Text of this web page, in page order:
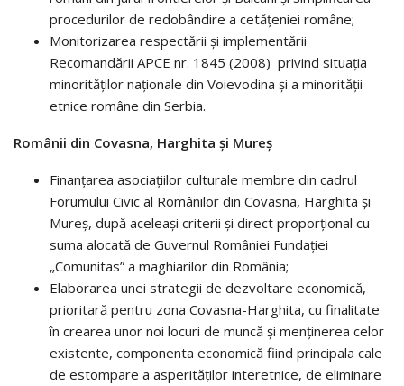
procedurilor de redobândire a cetăţeniei române;
Monitorizarea respectării și implementării
Recomandării APCE nr. 1845 (2008) privind situaţia
minorităţilor naţionale din Voievodina şi a minorităţii
etnice române din Serbia.
Românii din Covasna, Harghita și Mureș
Finanţarea asociaţiilor culturale membre din cadrul
Forumului Civic al Românilor din Covasna, Harghita şi
Mureş, după aceleaşi criterii şi direct proporţional cu
suma alocată de Guvernul României Fundaţiei
„Comunitas” a maghiarilor din România;
Elaborarea unei strategii de dezvoltare economică,
prioritară pentru zona Covasna-Harghita, cu finalitate
în crearea unor noi locuri de muncă şi menţinerea celor
existente, componenta economică fiind principala cale
de estompare a asperităţilor interetnice, de eliminare